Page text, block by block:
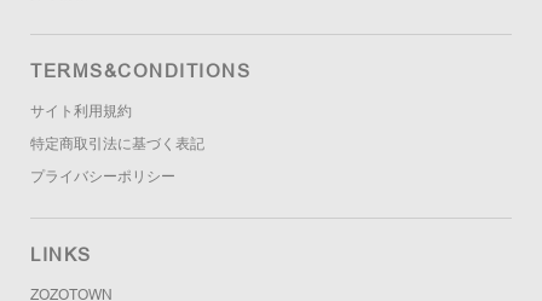
TERMS&CONDITIONS
サイト利用規約
特定商取引法に基づく表記
プライバシーポリシー
LINKS
ZOZOTOWN